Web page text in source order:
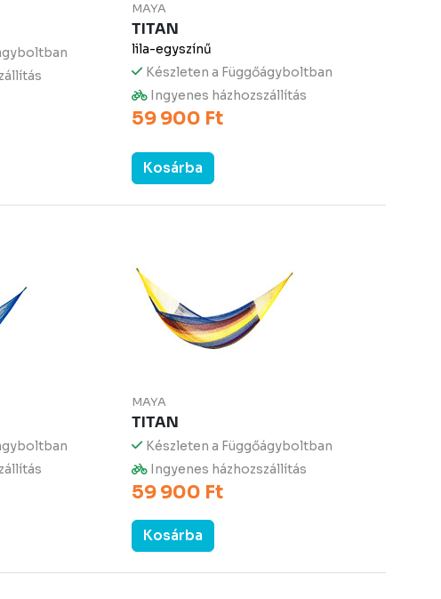
MAYA
TITAN
lila-egyszínű
Készleten a Függőágyboltban
Ingyenes házhozszállítás
59 900 Ft
Kosárba
MAYA
TITAN
Készleten a Függőágyboltban
Ingyenes házhozszállítás
59 900 Ft
Kosárba